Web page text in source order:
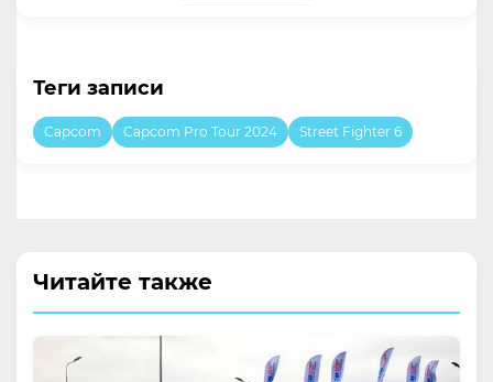
Теги записи
Capcom Capcom Pro Tour 2024 Street Fighter 6
Читайте также